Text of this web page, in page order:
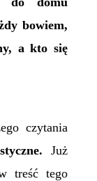
bowiem,
a kto się
czytania
Już
treść tego